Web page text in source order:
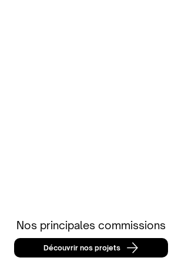
Nos principales commissions
Découvrir nos projets